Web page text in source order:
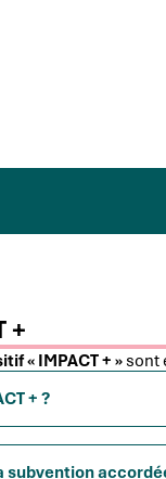
+
« IMPACT + »sont
+ ?
subvention